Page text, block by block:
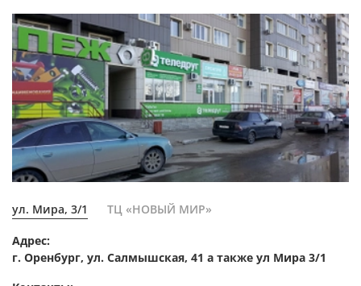
ул. Мира, 3/1 ТЦ «НОВЫЙ МИР»
Адрес:
г. Оренбург, ул. Салмышская, 41 а также ул Мира 3/1